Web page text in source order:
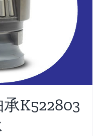
K522803